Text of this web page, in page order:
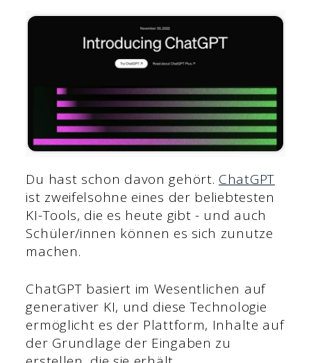
Du hast schon davon gehört. ChatGPT
ist zweifelsohne eines der beliebtesten
KI-Tools, die es heute gibt - und auch
Schüler/innen können es sich zunutze
machen.
ChatGPT basiert im Wesentlichen auf
generativer KI, und diese Technologie
ermöglicht es der Plattform, Inhalte auf
der Grundlage der Eingaben zu